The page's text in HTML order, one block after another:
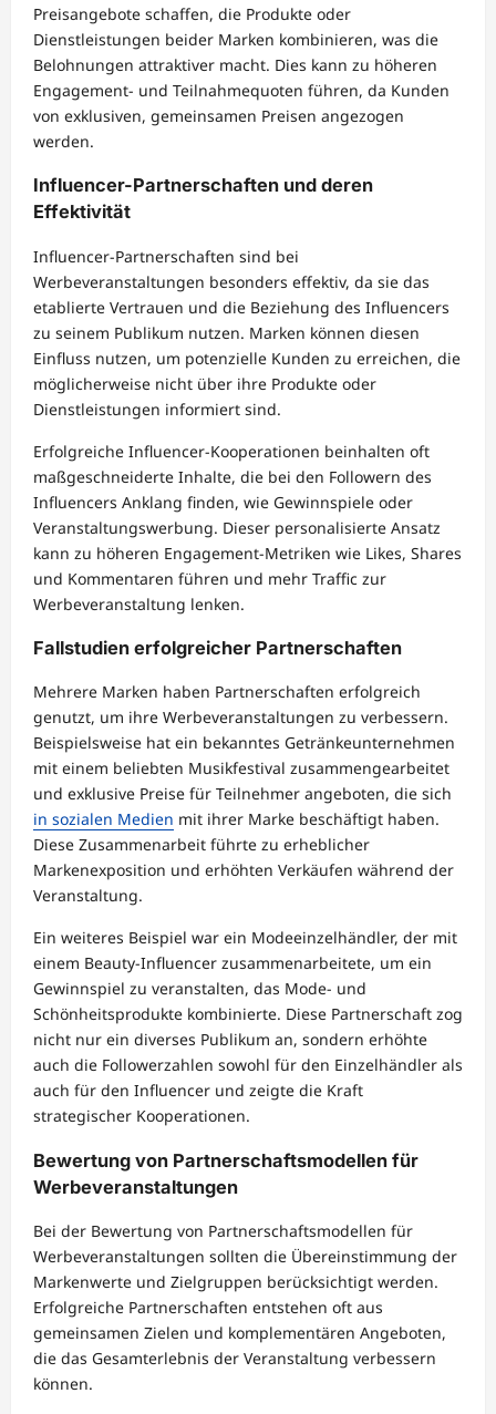
Preisangebote schaffen, die Produkte oder
Dienstleistungen beider Marken kombinieren, was die
Belohnungen attraktiver macht. Dies kann zu höheren
Engagement- und Teilnahmequoten führen, da Kunden
von exklusiven, gemeinsamen Preisen angezogen
werden.
Influencer-Partnerschaften und deren
Effektivität
Influencer-Partnerschaften sind bei
Werbeveranstaltungen besonders effektiv, da sie das
etablierte Vertrauen und die Beziehung des Influencers
zu seinem Publikum nutzen. Marken können diesen
Einfluss nutzen, um potenzielle Kunden zu erreichen, die
möglicherweise nicht über ihre Produkte oder
Dienstleistungen informiert sind.
Erfolgreiche Influencer-Kooperationen beinhalten oft
maßgeschneiderte Inhalte, die bei den Followern des
Influencers Anklang finden, wie Gewinnspiele oder
Veranstaltungswerbung. Dieser personalisierte Ansatz
kann zu höheren Engagement-Metriken wie Likes, Shares
und Kommentaren führen und mehr Traffic zur
Werbeveranstaltung lenken.
Fallstudien erfolgreicher Partnerschaften
Mehrere Marken haben Partnerschaften erfolgreich
genutzt, um ihre Werbeveranstaltungen zu verbessern.
Beispielsweise hat ein bekanntes Getränkeunternehmen
mit einem beliebten Musikfestival zusammengearbeitet
und exklusive Preise für Teilnehmer angeboten, die sich
in sozialen Medien mit ihrer Marke beschäftigt haben.
Diese Zusammenarbeit führte zu erheblicher
Markenexposition und erhöhten Verkäufen während der
Veranstaltung.
Ein weiteres Beispiel war ein Modeeinzelhändler, der mit
einem Beauty-Influencer zusammenarbeitete, um ein
Gewinnspiel zu veranstalten, das Mode- und
Schönheitsprodukte kombinierte. Diese Partnerschaft zog
nicht nur ein diverses Publikum an, sondern erhöhte
auch die Followerzahlen sowohl für den Einzelhändler als
auch für den Influencer und zeigte die Kraft
strategischer Kooperationen.
Bewertung von Partnerschaftsmodellen für
Werbeveranstaltungen
Bei der Bewertung von Partnerschaftsmodellen für
Werbeveranstaltungen sollten die Übereinstimmung der
Markenwerte und Zielgruppen berücksichtigt werden.
Erfolgreiche Partnerschaften entstehen oft aus
gemeinsamen Zielen und komplementären Angeboten,
die das Gesamterlebnis der Veranstaltung verbessern
können.